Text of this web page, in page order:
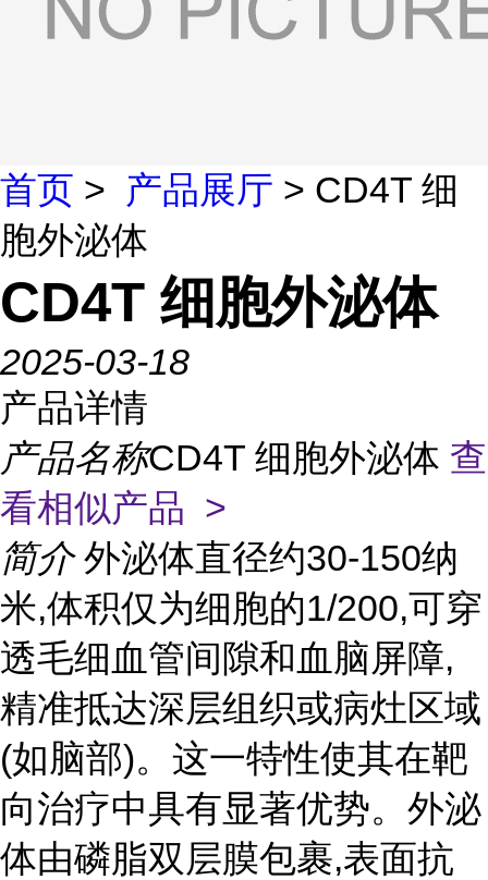
首页 > 产品展厅 > CD4T 细
胞外泌体
CD4T 细胞外泌体
2025-03-18
产品详情
产品名称CD4T 细胞外泌体 查
看相似产品 >
简介 外泌体直径约30-150纳
米,体积仅为细胞的1/200,可穿
透毛细血管间隙和血脑屏障,
精准抵达深层组织或病灶区域
(如脑部)。这一特性使其在靶
向治疗中具有显著优势。外泌
体由磷脂双层膜包裹,表面抗